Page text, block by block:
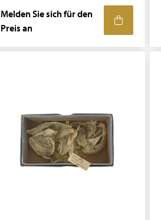
Melden Sie sich für den
Preis an